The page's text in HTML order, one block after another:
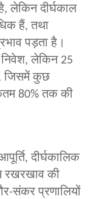
लेकिन दीर्घकाल
हैं, तथा
पड़ता है।
निवेश, लेकिन 25
जिसमें कुछ
80% तक की
दीर्घकालिक
रखरखाव की
संकर प्रणालियों